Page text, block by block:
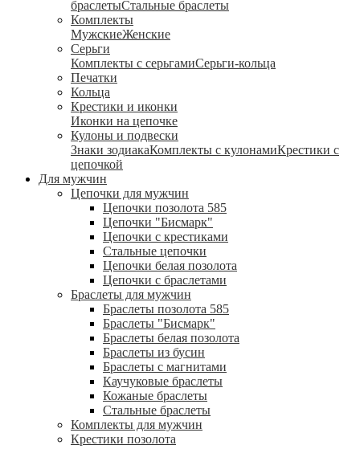
браслетыСтальные браслеты
Комплекты
МужскиеЖенские
Серьги
Комплекты с серьгамиСерьги-кольца
Печатки
Кольца
Крестики и иконки
Иконки на цепочке
Кулоны и подвески
Знаки зодиакаКомплекты с кулонамиКрестики с
цепочкой
Для мужчин
Цепочки для мужчин
Цепочки позолота 585
Цепочки "Бисмарк"
Цепочки с крестиками
Стальные цепочки
Цепочки белая позолота
Цепочки с браслетами
Браслеты для мужчин
Браслеты позолота 585
Браслеты "Бисмарк"
Браслеты белая позолота
Браслеты из бусин
Браслеты с магнитами
Каучуковые браслеты
Кожаные браслеты
Стальные браслеты
Комплекты для мужчин
Крестики позолота